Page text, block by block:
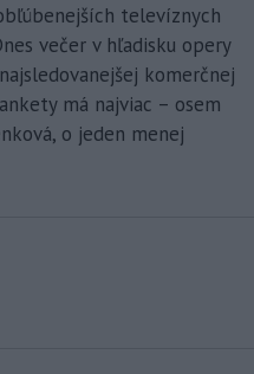
televíznych
večer v hľadisku opery
komerčnej
má najviac – osem
o jeden menej